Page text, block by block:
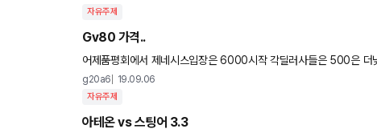
자유주제
Gv80 가격..
어제품평회에서 제네시스입장은 6000시작 각딜러사들은 500은
에 기본필요 옵션넣으면 엔트리가 7000초중반 될것같네요..풀옵션이
g20a6 19.09.06
자유주제
아테온 vs 스팅어 3.3